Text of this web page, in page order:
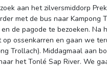
aan het zilversmiddorp
met de bus naar Kampong
de pagode te bezoeken. Na
ossenkarren en gaan we
Trollach). Middagmaal aan
het Tonlé Sap River. We